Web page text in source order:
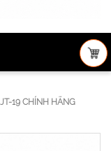
19 CHÍNH HÃNG